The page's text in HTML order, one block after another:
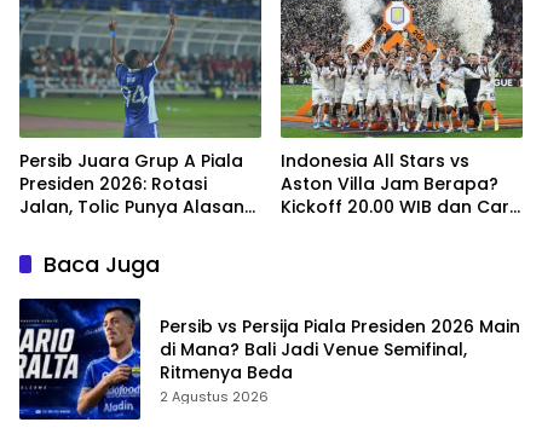
Persib Juara Grup A Piala
Presiden 2026: Rotasi
Jalan, Tolic Punya Alasan
Indonesia All Stars vs
Aston Villa Jam Berapa?
Kickoff 20.00 WIB dan Cara
Baca Juga
Persib vs Persija Piala Presiden 2026 Main
di Mana? Bali Jadi Venue Semifinal,
Ritmenya Beda
2 Agustus 2026